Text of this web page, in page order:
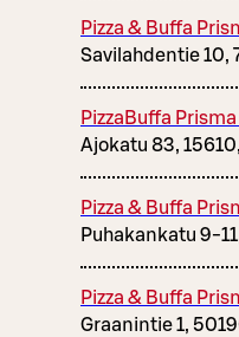
Pizza & Buffa
Savilahdentie 10,
PizzaBuffa
Ajokatu 83,
Pizza & Buffa
Puhakankatu 9-
Pizza & Buffa
Graanintie 1,